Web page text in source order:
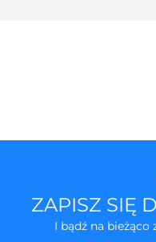
ZAPISZ SIĘ
I bądź na